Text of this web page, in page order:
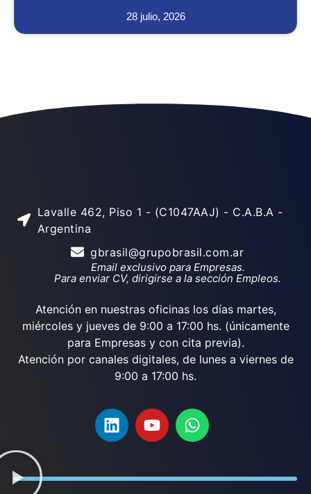
28 julio, 2026
Lavalle 462, Piso 1 - (C1047AAJ) - C.A.B.A -
Argentina
gbrasil@grupobrasil.com.ar
Email exclusivo para Empresas.
Para enviar CV, dirigirse a la sección Empleos.
Atención en nuestras oficinas los días martes,
miércoles y jueves de 9:00 a 17:00 hs. (únicamente
para Empresas y con cita previa).
Atención por canales digitales, de lunes a viernes de
9:00 a 17:00 hs.